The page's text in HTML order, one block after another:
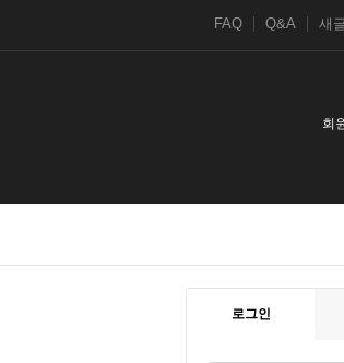
FAQ Q&A 새
회
로그인